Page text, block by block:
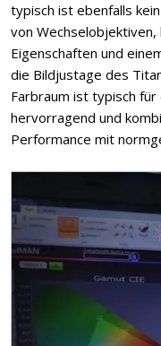
typisch ist ebenfalls
von
Eigenschaften und
die Bildjustage des
Farbraum ist typisch
hervorragend und
Performance mit